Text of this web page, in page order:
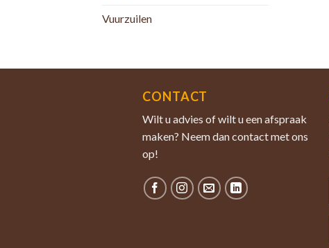
Vuurzuilen
CONTACT
Wilt u advies of wilt u een afspraak
maken? Neem dan contact met ons
op!